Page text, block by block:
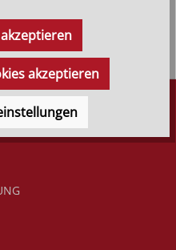
akzeptieren